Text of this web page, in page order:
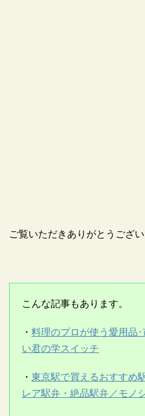
ご覧いただきありがとうござい
こんな記事もあります。
・ 料理のプロが使う愛用品
い君の学スイッチ
・ 東京駅で買えるおすすめ
レア駅弁・絶品駅弁／モノ